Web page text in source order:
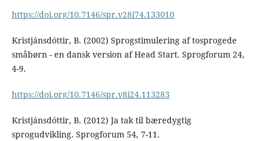
https://doi.org/10.7146/spr.v28i74.133010
Kristjánsdóttir, B. (2002) Sprogstimulering af tosprogede
småbørn - en dansk version af Head Start. Sprogforum 24,
4-9.
https://doi.org/10.7146/spr.v8i24.113283
Kristjánsdóttir, B. (2012) Ja tak til bæredygtig
sprogudvikling. Sprogforum 54, 7-11.